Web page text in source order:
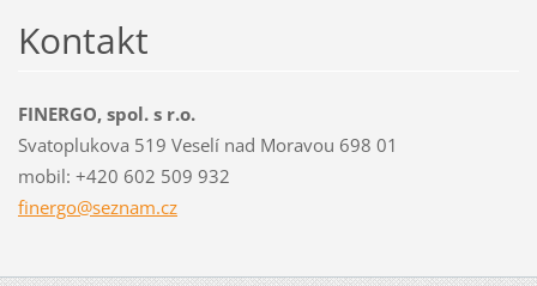
Kontakt
FINERGO, spol. s r.o.
Svatoplukova 519 Veselí nad Moravou 698 01
mobil: +420 602 509 932
finergo@seznam.cz